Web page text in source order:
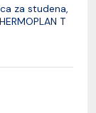
za studena,
T